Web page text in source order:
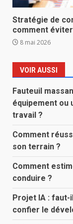
Stratégie de
comment
8 mai 2026
VOIR AUSSI
Fauteuil
équipement ou
travail ?
Comment
son terrain ?
Comment
conduire ?
Projet IA :
confier le